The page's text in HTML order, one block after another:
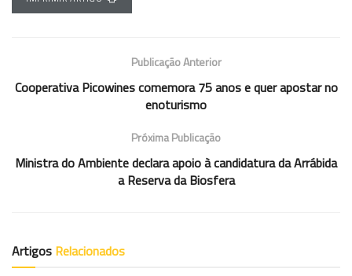
Publicação Anterior
Cooperativa Picowines comemora 75 anos e quer apostar no
enoturismo
Próxima Publicação
Ministra do Ambiente declara apoio à candidatura da Arrábida
a Reserva da Biosfera
Artigos Relacionados